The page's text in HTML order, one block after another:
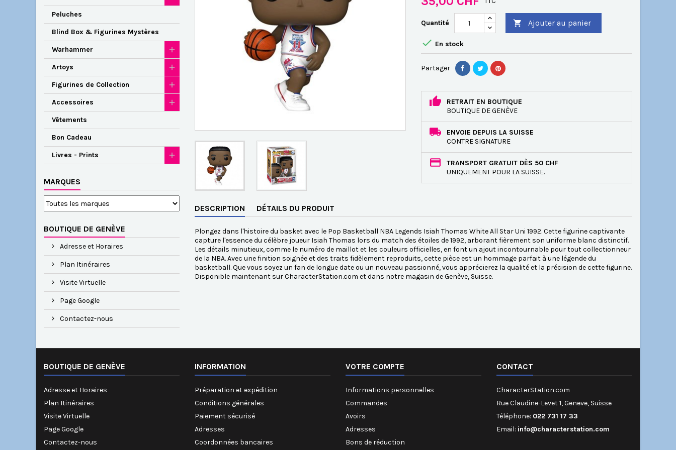
Peluches
Blind Box & Figurines Mystères
Warhammer
Artoys
Figurines de Collection
Accessoires
Vêtements
Bon Cadeau
Livres - Prints
MARQUES
BOUTIQUE DE GENÈVE
Adresse et Horaires
Plan Itinéraires
Visite Virtuelle
Page Google
Contactez-nous
Quantité  Ajouter au panier
 En stock
Partager
RETRAIT EN BOUTIQUE
BOUTIQUE DE GENÈVE
ENVOIE DEPUIS LA SUISSE
CONTRE SIGNATURE
TRANSPORT GRATUIT DÈS 50 CHF
UNIQUEMENT POUR LA SUISSE.
DESCRIPTION DÉTAILS DU PRODUIT
Plongez dans l'histoire du basket avec le Pop Basketball NBA Legends Isiah Thomas White All Star Uni 1992. Cette figurine captivante
capture l'essence du célèbre joueur Isiah Thomas lors du match des étoiles de 1992, arborant fièrement son uniforme blanc distinctif.
Les détails minutieux, comme le numéro de maillot et les couleurs officielles, en font un ajout incontournable pour tout collectionneur
de la NBA. Avec une finition soignée et des traits fidèlement reproduits, cette pièce est un hommage parfait à une légende du
basketball. Que vous soyez un fan de longue date ou un nouveau passionné, vous apprécierez la qualité et la précision de cette figurine.
Disponible maintenant sur CharacterStation.com et dans notre magasin de Genève, Suisse.
BOUTIQUE DE GENÈVE
Adresse et Horaires
Plan Itinéraires
Visite Virtuelle
Page Google
Contactez-nous
INFORMATION
Préparation et expédition
Conditions générales
Paiement sécurisé
Adresses
Coordonnées bancaires
VOTRE COMPTE
Informations personnelles
Commandes
Avoirs
Adresses
Bons de réduction
CONTACT
CharacterStation.com
Rue Claudine-Levet 1, Geneve, Suisse
Téléphone: 022 731 17 33
Email: info@characterstation.com